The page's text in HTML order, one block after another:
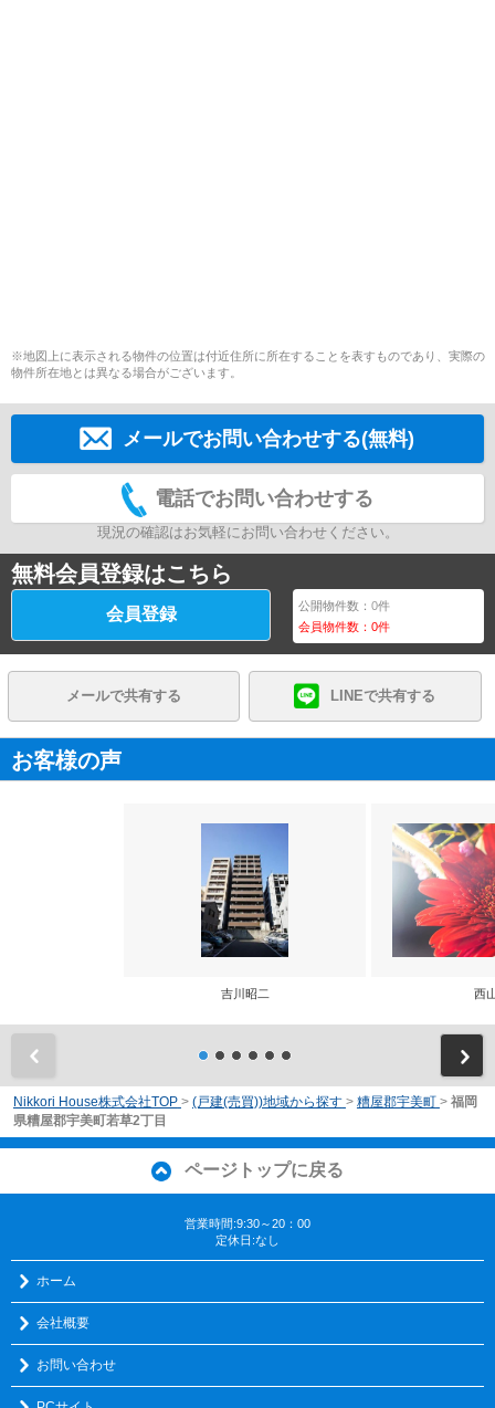
※地図上に表示される物件の位置は付近住所に所在することを表すものであり、実際の
物件所在地とは異なる場合がございます。
メールでお問い合わせする(無料)
電話でお問い合わせする
現況の確認はお気軽にお問い合わせください。
無料会員登録はこちら
会員登録 公開物件数：0件
会員物件数：0件
メールで共有する LINEで共有する
お客様の声
吉川昭二 西
Nikkori House株式会社TOP > (戸建(売買))地域から探す > 糟屋郡宇美町 > 福岡
県糟屋郡宇美町若草2丁目
ページトップに戻る
営業時間:9:30～20：00
定休日:なし
ホーム
会社概要
お問い合わせ